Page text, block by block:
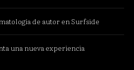
de autor en Surfside
una nueva experiencia